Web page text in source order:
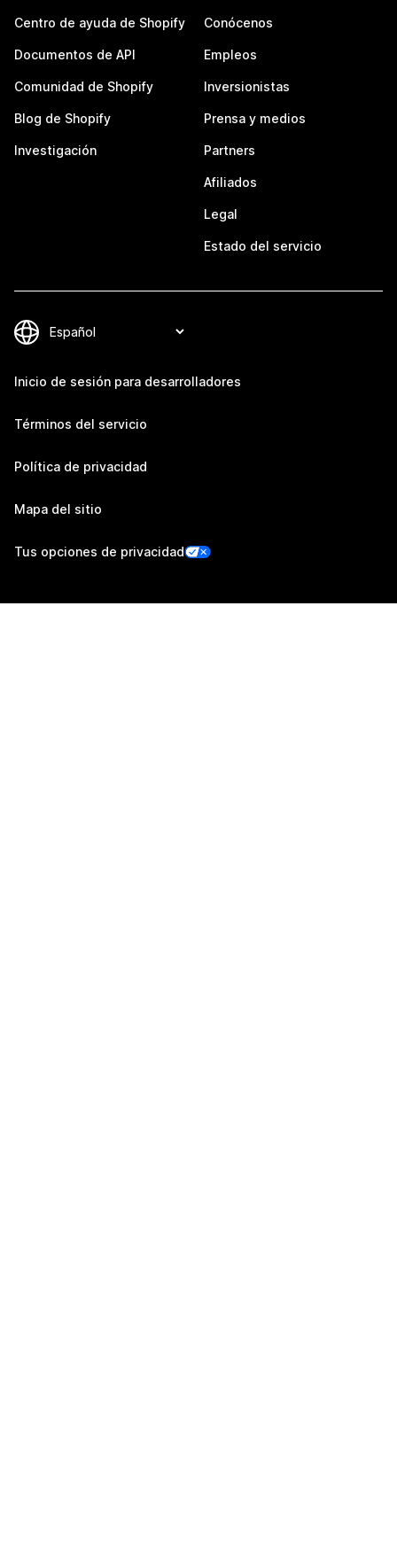
Centro de ayuda de Shopify
Documentos de API
Comunidad de Shopify
Blog de Shopify
Investigación
Conócenos
Empleos
Inversionistas
Prensa y medios
Partners
Afiliados
Legal
Estado del servicio
Inicio de sesión para desarrolladores
Términos del servicio
Política de privacidad
Mapa del sitio
Tus opciones de privacidad